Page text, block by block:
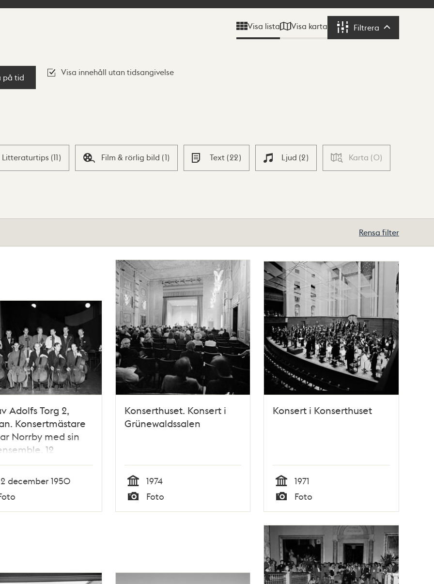
Visa lista Visa karta Filtrera Filtrera
på tid
Visa innehåll utan tidsangivelse
Litteraturtips (11) Film & rörlig bild (1) Text (22) Ljud (2) Karta (0)
Rensa filter
Adolfs Torg 2,
Konsertmästare
Norrby med sin
12
vilka deltog vid
Dagbladets
december 1950
Konserthuset. Konsert i
Grünewaldssalen
Tid
1974
Typ
Foto
Konsert i Konserthuset
Tid
1971
Typ
Foto